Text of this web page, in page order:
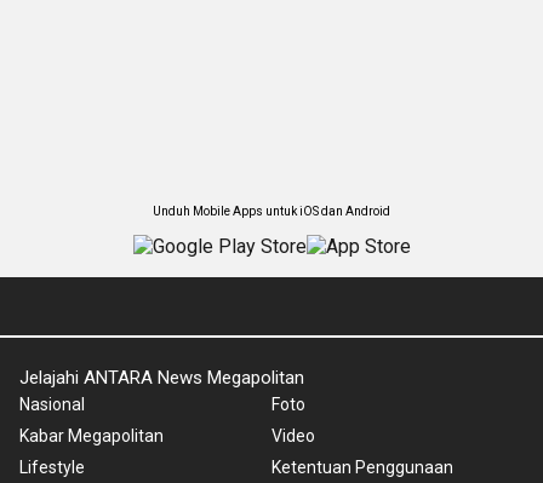
Unduh Mobile Apps untuk iOS dan Android
Jelajahi ANTARA News Megapolitan
Nasional
Kabar Megapolitan
Lifestyle
Foto
Video
Ketentuan Penggunaan